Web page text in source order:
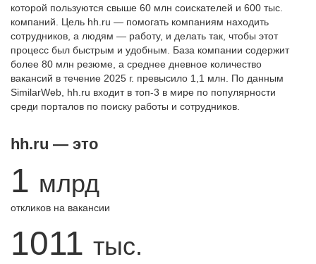
которой пользуются свыше 60 млн соискателей и 600 тыс.
компаний. Цель hh.ru — помогать компаниям находить
сотрудников, а людям — работу, и делать так, чтобы этот
процесс был быстрым и удобным. База компании содержит
более 80 млн резюме, а среднее дневное количество
вакансий в течение 2025 г. превысило 1,1 млн. По данным
SimilarWeb, hh.ru входит в топ-3 в мире по популярности
среди порталов по поиску работы и сотрудников.
hh.ru — это
1 млрд
откликов на вакансии
1011 тыс.